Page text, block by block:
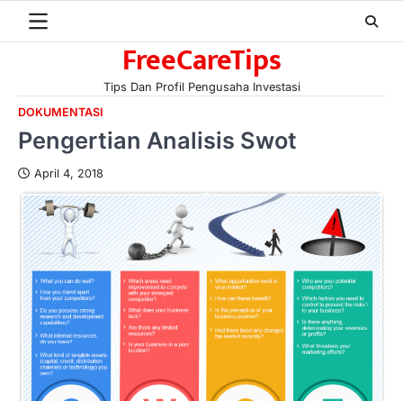
FreeCareTips
Tips Dan Profil Pengusaha Investasi
DOKUMENTASI
Pengertian Analisis Swot
April 4, 2018